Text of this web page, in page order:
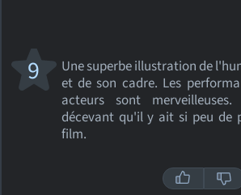
Une superbe illustration de
et de son cadre. Les
acteurs sont
décevant qu'il y ait si peu de
film.
9